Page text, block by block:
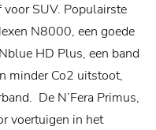
SUV. Populairste
N8000, een goede
HD Plus, een band
minder Co2 uitstoot,
De N’Fera Primus,
voertuigen in het